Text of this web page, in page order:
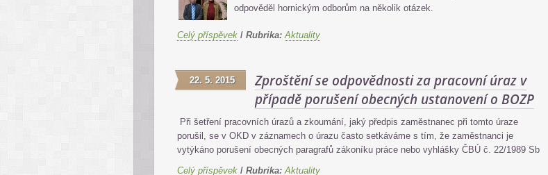
odpověděl hornickým odborům na několik otázek.
Celý příspěvek / Rubrika: Aktuality
Zproštění se odpovědnosti za pracovní úraz v
případě porušení obecných ustanovení o BOZP
22. 5. 2015
Při šetření pracovních úrazů a zkoumání, jaký předpis zaměstnanec při tomto úraze
porušil, se v OKD v záznamech o úrazu často setkáváme s tím, že zaměstnanci je
vytýkáno porušení obecných paragrafů zákoníku práce nebo vyhlášky ČBÚ č. 22/1989 Sb
Celý příspěvek / Rubrika: Aktuality